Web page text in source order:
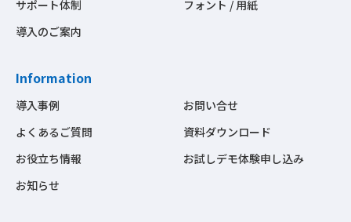
サポート体制
導入のご案内
フォント / 用紙
Information
導入事例
よくあるご質問
お役立ち情報
お知らせ
お問い合せ
資料ダウンロード
お試しデモ体験申し込み